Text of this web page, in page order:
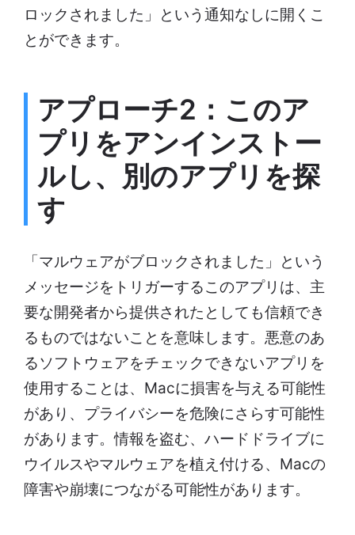
ロックされました」という通知なしに開くこ
とができます。
アプローチ2：このア
プリをアンインストー
ルし、別のアプリを探
す
「マルウェアがブロックされました」という
メッセージをトリガーするこのアプリは、主
要な開発者から提供されたとしても信頼でき
るものではないことを意味します。悪意のあ
るソフトウェアをチェックできないアプリを
使用することは、Macに損害を与える可能性
があり、プライバシーを危険にさらす可能性
があります。情報を盗む、ハードドライブに
ウイルスやマルウェアを植え付ける、Macの
障害や崩壊につながる可能性があります。